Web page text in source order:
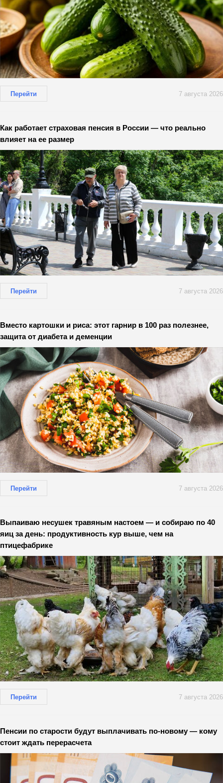
Перейти 7 августа 2026
Как работает страховая пенсия в России — что реально
влияет на ее размер
Перейти 7 августа 2026
Вместо картошки и риса: этот гарнир в 100 раз полезнее,
защита от диабета и деменции
Перейти 7 августа 2026
Выпаиваю несушек травяным настоем — и собираю по 40
яиц за день: продуктивность кур выше, чем на
птицефабрике
Перейти 7 августа 2026
Пенсии по старости будут выплачивать по-новому — кому
стоит ждать перерасчета